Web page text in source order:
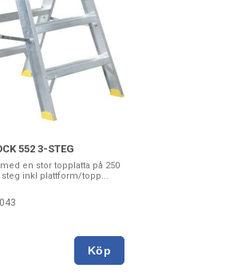
552 3-STEG
en stor topplatta på 250
steg inkl plattform/topp...
Köp